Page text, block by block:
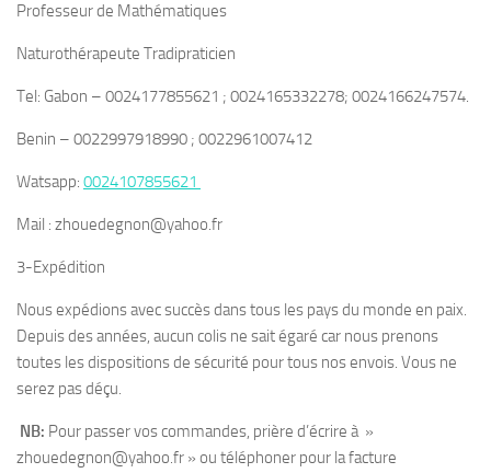
Professeur de Mathématiques
Naturothérapeute Tradipraticien
Tel: Gabon – 0024177855621 ; 0024165332278; 0024166247574.
Benin – 0022997918990 ; 0022961007412
Watsapp: 0024107855621
Mail : zhouedegnon@yahoo.fr
3-Expédition
Nous expédions avec succès dans tous les pays du monde en paix.
Depuis des années, aucun colis ne sait égaré car nous prenons
toutes les dispositions de sécurité pour tous nos envois. Vous ne
serez pas déçu.
NB: Pour passer vos commandes, prière d’écrire à »
zhouedegnon@yahoo.fr » ou téléphoner pour la facture